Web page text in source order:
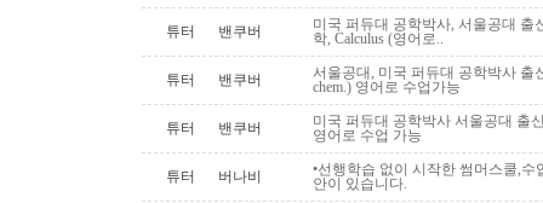
튜터 밴쿠버
미국 퍼듀대 공학박사, 서울공대 출
학, Calculus (영어로..
튜터 밴쿠버
서울공대, 미국 퍼듀대 공학박사 출
chem.) 영어로 수업가능
튜터 밴쿠버
미국 퍼듀대 공학박사 서울공대 출
영어로 수업 가능
튜터 버나비
•선행학습 없이 시작한 썸머스쿨,
안이 있습니다.